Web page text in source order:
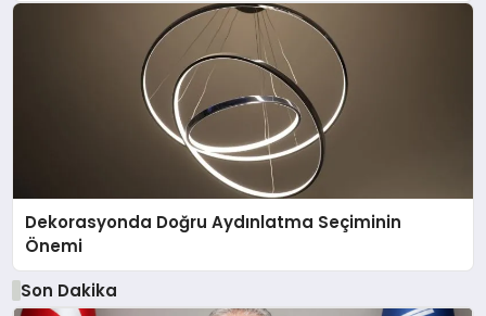
Dekorasyonda Doğru Aydınlatma Seçiminin
Önemi
Son Dakika